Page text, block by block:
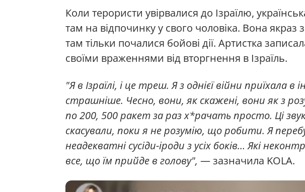
Коли терористи увірвалися до Ізраїлю,
там на відпочинку у свого чоловіка. Вона якраз
там тільки почалися бойові дії. Артистка
своїми враженнями від вторгнення в Ізраїль.
"Я в Ізраїлі, і це треш. Я з однієї війни приїхала в
страшніше. Чесно, вони, як скажені, вони як з
по 200, 500 ракет за раз х*рачать просто. Ці
скасували, поки я не розумію, що робити. Я
неадекватні сусіди-іроди з усіх боків… Які
все, що їм прийде в голову", — зазначила KOLA.